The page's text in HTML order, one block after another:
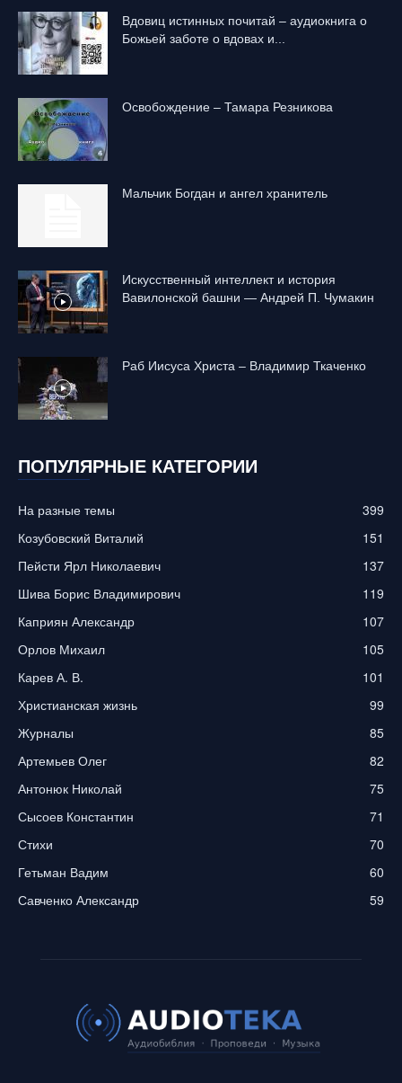
Вдовиц истинных почитай – аудиокнига о
Божьей заботе о вдовах и...
Освобождение – Тамара Резникова
Mальчик Богдан и ангел хранитель
Искусственный интеллект и история
Вавилонской башни — Андрей П. Чумакин
Раб Иисуса Христа – Владимир Ткаченко
ПОПУЛЯРНЫЕ КАТЕГОРИИ
На разные темы
399
Козубовский Виталий
151
Пейсти Ярл Николаевич
137
Шива Борис Владимирович
119
Каприян Александр
107
Орлов Михаил
105
Карев А. В.
101
Христианская жизнь
99
Журналы
85
Артемьев Олег
82
Антонюк Николай
75
Сысоев Константин
71
Стихи
70
Гетьман Вадим
60
Савченко Александр
59